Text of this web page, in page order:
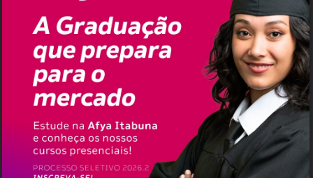
Leia em:< 1 minuto
Horley Sousa Silva, de 55 anos, morreu no
Hospital Regional Costa do Cacau, em
Ilhéus, enquanto aguardava uma
transferência para a capital baiana. Ele foi
atropelado por um veículo enquanto
trabalhava em uma obra na BR-415.